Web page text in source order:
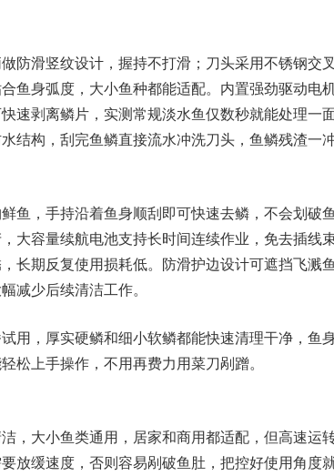
防滑竖纹设计，握持不打滑；刀头采用不锈钢交
鱼身弧度，大小鱼种都能适配。内置强劲驱动电
速剥离鳞片，实测常规淡水鱼仅数秒就能处理一
结构，刮完鱼鳞直接流水冲洗刀头，鱼鳞残渣一
鱼，手持沿着鱼身顺刮即可快速去鳞，不会划破鱼
大容量续航电池支持长时间连续作业，免去插线
长期反复使用损耗低。防滑护边设计可遮挡飞溅鱼
减少后续清洁工作。
用，厚实硬鳞和细小软鳞都能快速清理干净，鱼
松上手操作，不用再费力用菜刀剐蹭。
，大小鱼类通用，居家和商用都适配，但高速运
放缓速度，否则容易剐破鱼肚，把控好使用角度